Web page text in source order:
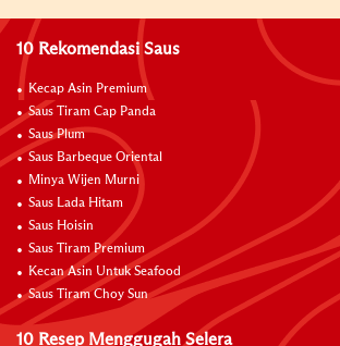
10 Rekomendasi Saus
Kecap Asin Premium
Saus Tiram Cap Panda
Saus Plum
Saus Barbeque Oriental
Minya Wijen Murni
Saus Lada Hitam
Saus Hoisin
Saus Tiram Premium
Kecan Asin Untuk Seafood
Saus Tiram Choy Sun
10 Resep Menggugah Selera